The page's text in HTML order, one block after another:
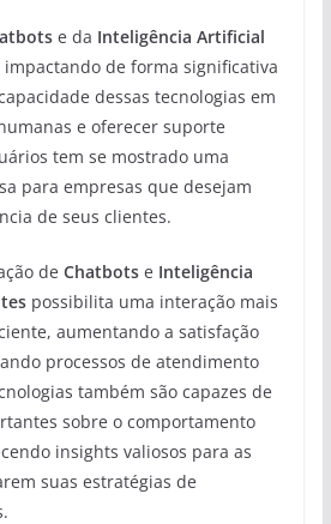
e da Inteligência Artificial
de forma significativa
dessas tecnologias em
e oferecer suporte
tem se mostrado uma
para empresas que desejam
de seus clientes.
de Chatbotse Inteligência
possibilita uma interação mais
aumentando a satisfação
processos de atendimento
também são capazes de
sobre o comportamento
insights valiosos para as
suas estratégias de